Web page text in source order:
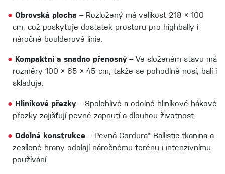
● Obrovská plocha – Rozložený má velikost 218 × 100
cm, což poskytuje dostatek prostoru pro highbally i
náročné boulderové linie.
● Kompaktní a snadno přenosný– Ve složeném stavu má
rozměry 100 × 65 × 45 cm, takže se pohodlně nosí, balí i
skladuje.
● Hliníkové přezky – Spolehlivé a odolné hliníkové hákové
přezky zajišťují pevné zapnutí a dlouhou životnost.
● Odolná konstrukce – Pevná Cordura® Ballistic tkanina a
zesílené hrany odolají náročnému terénu i intenzivnímu
používání.